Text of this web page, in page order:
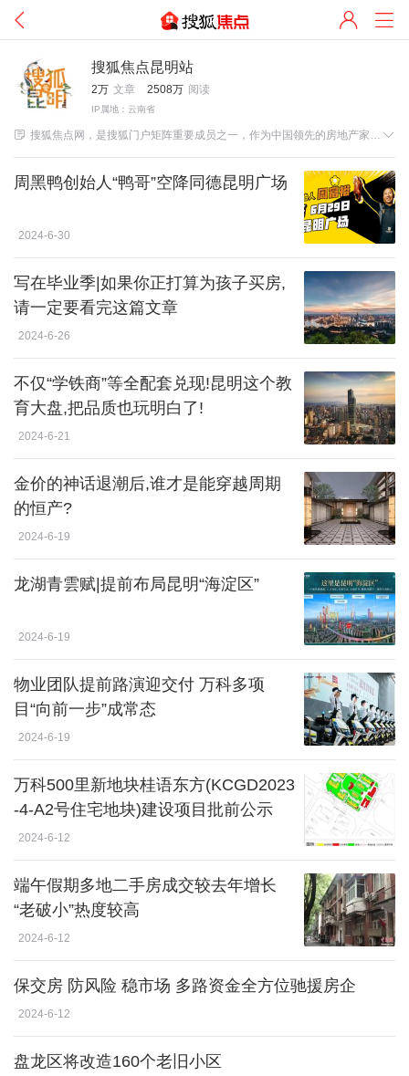
搜狐焦点昆明站
2万 文章 2508万 阅读
IP属地：云南省
 搜狐焦点网，是搜狐门户矩阵重要成员之一，作为中国领先的房地产家居在线服务平台，肩负为6亿用户提供买房、卖房、租房、装修、金融全方位一站式在线交易服务使命。 
周黑鸭创始人“鸭哥”空降同德昆明广场
2024-6-30
写在毕业季|如果你正打算为孩子买房,
请一定要看完这篇文章
2024-6-26
不仅“学铁商”等全配套兑现!昆明这个教
育大盘,把品质也玩明白了!
2024-6-21
金价的神话退潮后,谁才是能穿越周期
的恒产?
2024-6-19
龙湖青雲赋|提前布局昆明“海淀区”
2024-6-19
物业团队提前路演迎交付 万科多项
目“向前一步”成常态
2024-6-19
万科500里新地块桂语东方(KCGD2023
-4-A2号住宅地块)建设项目批前公示
2024-6-12
端午假期多地二手房成交较去年增长
“老破小”热度较高
2024-6-12
保交房 防风险 稳市场 多路资金全方位驰援房企
2024-6-12
盘龙区将改造160个老旧小区